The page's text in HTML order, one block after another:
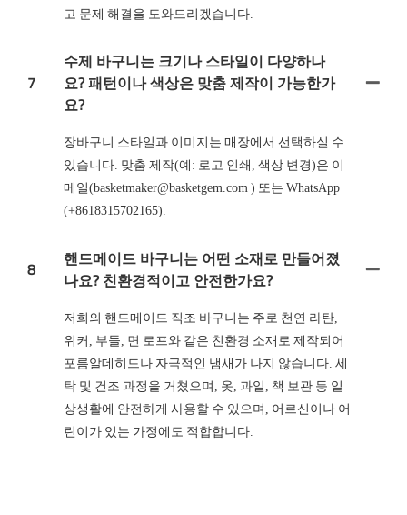
고 문제 해결을 도와드리겠습니다.
7
수제 바구니는 크기나 스타일이 다양하나
요? 패턴이나 색상은 맞춤 제작이 가능한가
요?
장바구니 스타일과 이미지는 매장에서 선택하실 수
있습니다. 맞춤 제작(예: 로고 인쇄, 색상 변경)은 이
메일(basketmaker@basketgem.com ) 또는 WhatsApp
(+8618315702165).
8
핸드메이드 바구니는 어떤 소재로 만들어졌
나요? 친환경적이고 안전한가요?
저희의 핸드메이드 직조 바구니는 주로 천연 라탄,
위커, 부들, 면 로프와 같은 친환경 소재로 제작되어
포름알데히드나 자극적인 냄새가 나지 않습니다. 세
탁 및 건조 과정을 거쳤으며, 옷, 과일, 책 보관 등 일
상생활에 안전하게 사용할 수 있으며, 어르신이나 어
린이가 있는 가정에도 적합합니다.